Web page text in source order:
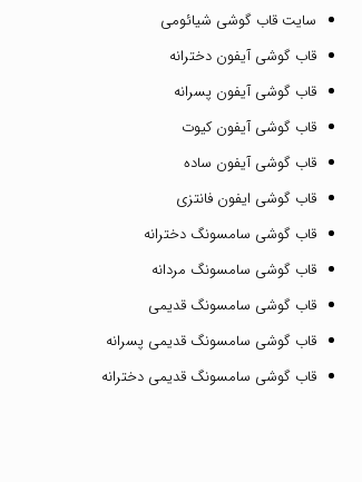
سایت قاب گوشی شیائومی
قاب گوشی آیفون دخترانه
قاب گوشی آیفون پسرانه
قاب گوشی آیفون کیوت
قاب گوشی آیفون ساده
قاب گوشی ایفون فانتزی
قاب گوشی سامسونگ دخترانه
قاب گوشی سامسونگ مردانه
قاب گوشی سامسونگ قدیمی
قاب گوشی سامسونگ قدیمی پسرانه
قاب گوشی سامسونگ قدیمی دخترانه